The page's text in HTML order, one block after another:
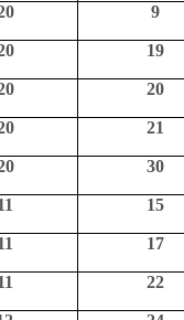
9
19
20
21
30
15
17
22